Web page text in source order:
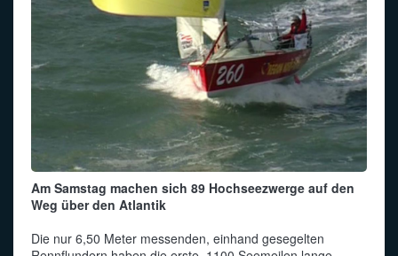
Am Samstag machen sich 89 Hochseezwerge auf den
Weg über den Atlantik
Die nur 6,50 Meter messenden, einhand gesegelten